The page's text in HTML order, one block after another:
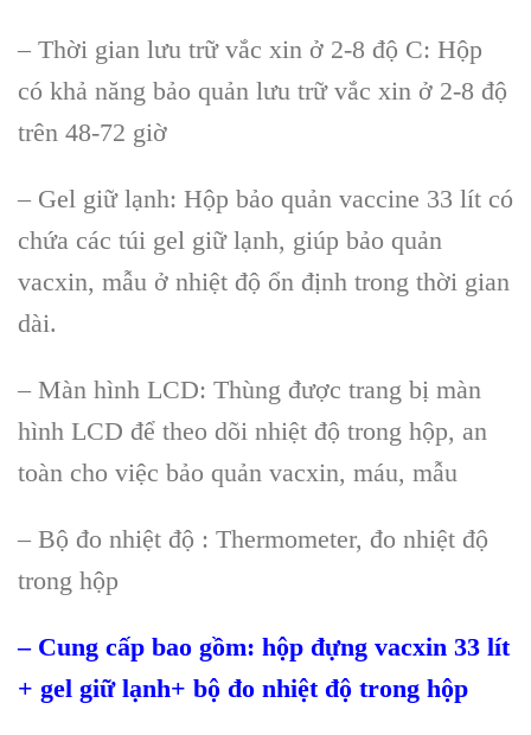
– Thời gian lưu trữ vắc xin ở 2-8 độ C: Hộp
có khả năng bảo quản lưu trữ vắc xin ở 2-8 độ
trên 48-72 giờ
– Gel giữ lạnh: Hộp bảo quản vaccine 33 lít có
chứa các túi gel giữ lạnh, giúp bảo quản
vacxin, mẫu ở nhiệt độ ổn định trong thời gian
dài.
– Màn hình LCD: Thùng được trang bị màn
hình LCD để theo dõi nhiệt độ trong hộp, an
toàn cho việc bảo quản vacxin, máu, mẫu
– Bộ đo nhiệt độ : Thermometer, đo nhiệt độ
trong hộp
– Cung cấp bao gồm: hộp đựng vacxin 33 lít
+ gel giữ lạnh+ bộ đo nhiệt độ trong hộp